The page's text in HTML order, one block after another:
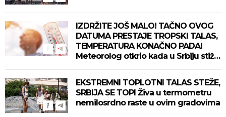
IZDRŽITE JOŠ MALO! TAČNO OVOG
DATUMA PRESTAJE TROPSKI TALAS,
TEMPERATURA KONAČNO PADA!
Meteorolog otkrio kada u Srbiju stiže
EKSTREMNI TOPLOTNI TALAS STEŽE,
SRBIJA SE TOPI Živa u termometru
nemilosrdno raste u ovim gradovima